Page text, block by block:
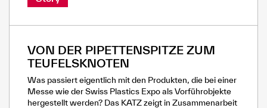
VON DER PIPETTENSPITZE ZUM
TEUFELSKNOTEN
Was passiert eigentlich mit den Produkten, die bei einer
Messe wie der Swiss Plastics Expo als Vorführobjekte
hergestellt werden? Das KATZ zeigt in Zusammenarbeit